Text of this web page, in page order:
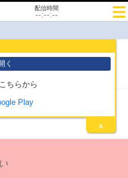
く
ちらから
×
配信時間
--:--:--